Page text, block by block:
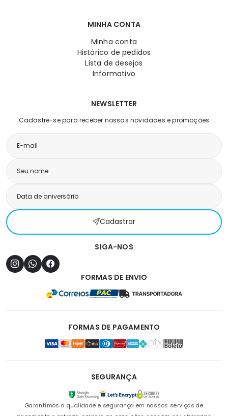
MINHA CONTA
Minha conta
Histórico de pedidos
Lista de desejos
Informativo
NEWSLETTER
Cadastre-se para receber nossas novidades e promoções
Cadastrar
SIGA-NOS
FORMAS DE ENVIO
FORMAS DE PAGAMENTO
SEGURANÇA
Garantimos a qualidade e segurança em nossos serviços de